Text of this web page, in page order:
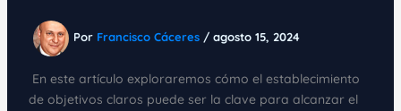
Por Francisco Cáceres / agosto 15, 2024
En este artículo exploraremos cómo el establecimiento
de objetivos claros puede ser la clave para alcanzar el